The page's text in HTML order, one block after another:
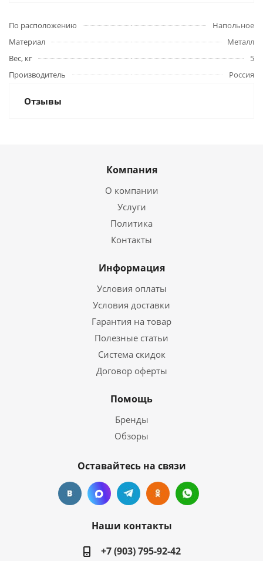
По расположению
Напольное
Материал
Металл
Вес, кг
5
Производитель
Россия
Отзывы
Компания
О компании
Услуги
Политика
Контакты
Информация
Условия оплаты
Условия доставки
Гарантия на товар
Полезные статьи
Система скидок
Договор оферты
Помощь
Бренды
Обзоры
Оставайтесь на связи
Наши контакты
+7 (903) 795-92-42